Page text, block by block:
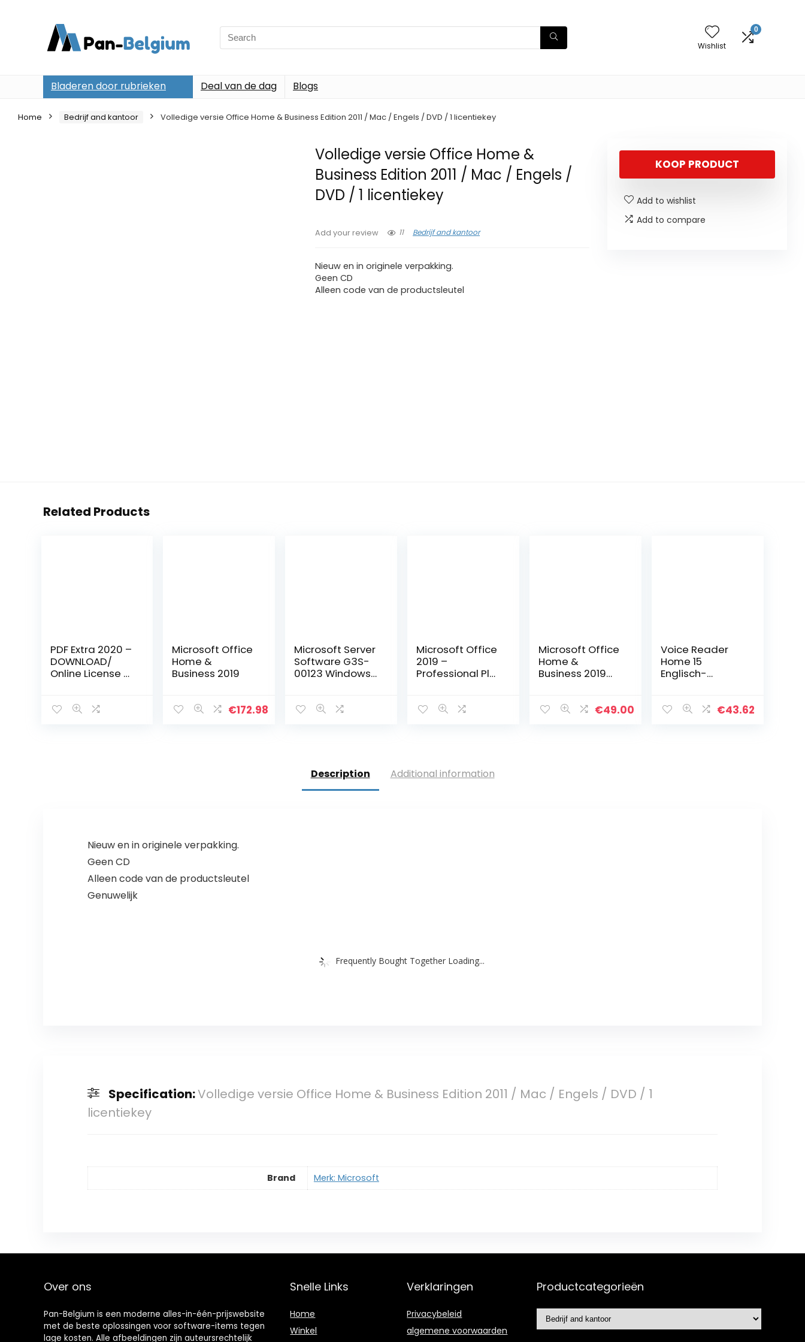
Search
for:
Wishlist
0
Bladeren door rubrieken Deal van de dag Blogs
Home Bedrijf and kantoor Volledige versie Office Home & Business Edition 2011 / Mac / Engels / DVD / 1 licentiekey
Volledige versie Office Home &
Business Edition 2011 / Mac / Engels /
DVD / 1 licentiekey
Add your review 11 Bedrijf and kantoor
Nieuw en in originele verpakking.
Geen CD
Alleen code van de productsleutel
KOOP PRODUCT
Add to wishlist
Add to compare
Related Products
PDF Extra 2020 –
DOWNLOAD/
Online License –
Protect,
Microsoft Office
Home &
Business 2019
€172.98
Microsoft Server
Software G3S-
00123 Windows
Engels – Media
Microsoft Office
2019 –
Professional Plus
Eenmalige
Microsoft Office
Home &
Business 2019
immediately per
€49.00
Voice Reader
Home 15
Englisch-
Stimme (Karen):
€43.62
Description Additional information
Nieuw en in originele verpakking.
Geen CD
Alleen code van de productsleutel
Genuwelijk
Frequently Bought Together Loading...
Specification:Volledige versie Office Home & Business Edition 2011 / Mac / Engels / DVD / 1
licentiekey
Brand Merk: Microsoft
Over ons
Pan-Belgium is een moderne alles-in-één-prijswebsite
met de beste oplossingen voor software-items tegen
lage kosten. Alle afbeeldingen zijn auteursrechtelijk
Snelle Links
Home
Winkel
Verklaringen
Privacybeleid
algemene voorwaarden
Productcategorieën